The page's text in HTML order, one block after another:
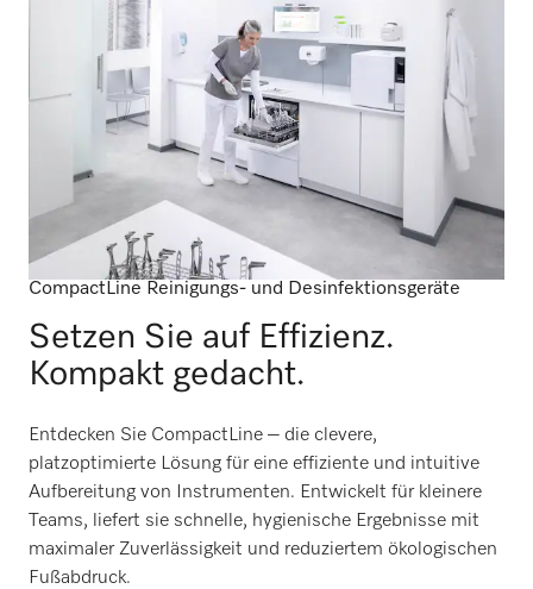
CompactLine Reinigungs- und Desinfektionsgeräte
Setzen Sie auf Effizienz.
Kompakt gedacht.
Entdecken Sie CompactLine – die clevere,
platzoptimierte Lösung für eine effiziente und intuitive
Aufbereitung von Instrumenten. Entwickelt für kleinere
Teams, liefert sie schnelle, hygienische Ergebnisse mit
maximaler Zuverlässigkeit und reduziertem ökologischen
Fußabdruck.